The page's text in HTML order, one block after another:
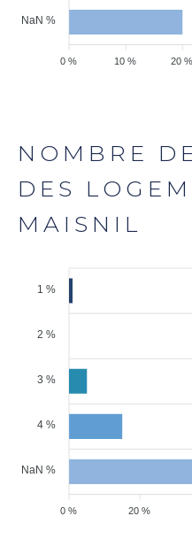
NaN %
20 %
10 %
0 %
NOMBRE
DES
MAISNIL
1 %
2 %
3 %
4 %
NaN %
20 %
0 %